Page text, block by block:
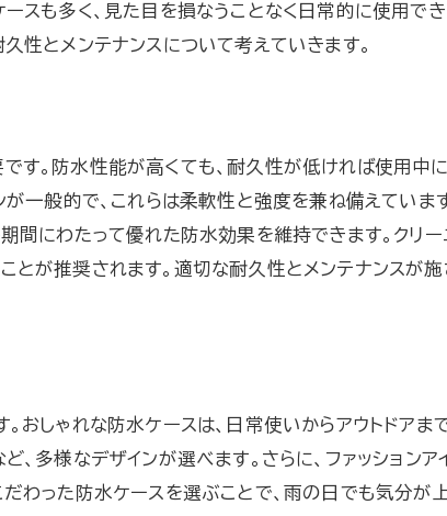
防水ケースの選び方とトレンド
防水ケースの使い方と活用例
防水ケースで広がるアウトドアの楽しみ方
ケース選びから始めるアウトドア計画
防水ケースの耐久性を活かした使用法
スも多く、見た目を損なうことなく日常的に使用で
性とメンテナンスについて考えていきます。
す。防水性能が高くても、耐久性が低ければ使用中
一般的で、これらは柔軟性と強度を兼ね備えていま
間にわたって優れた防水効果を維持できます。クリ
とが推奨されます。適切な耐久性とメンテナンスが
おしゃれな防水ケースは、日常使いからアウトドアま
、多様なデザインが選べます。さらに、ファッション
わった防水ケースを選ぶことで、雨の日でも気分が